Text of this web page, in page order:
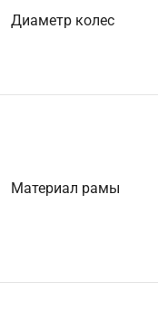
Диаметр колес
Материал рамы